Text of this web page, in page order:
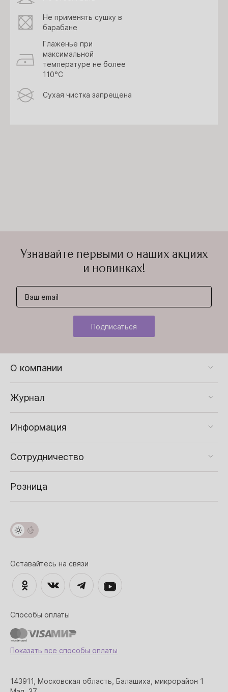
Не применять сушку в
барабане
Глаженье при
максимальной
температуре не более
110°C
Сухая чистка запрещена
Узнавайте первыми о наших акциях
и новинках!
Подписаться
О компании
Журнал
Информация
Сотрудничество
Розница
Способы оплаты
Показать все способы оплаты
143911, Московская область, Балашиха, микрорайон 1
Оставайтесь на связи